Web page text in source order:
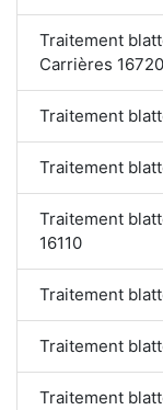
Traitement
Carrières 16720
Traitement
Traitement
Traitement
16110
Traitement
Traitement
Traitement